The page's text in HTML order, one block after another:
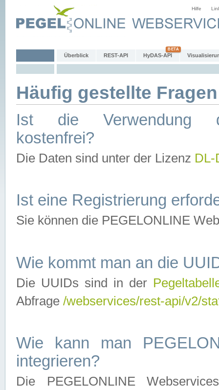
Hilfe
Überblick REST-API HyDAS-API
Häufig gestellte
Ist die Verwendung
kostenfrei?
Die Daten sind unter der Lizenz
Ist eine Registrierung
Sie können die PEGELONLINE
Wie kommt man an die
Die UUIDs sind in der
Abfrage /webservices/rest-api/v2/
Wie kann man
integrieren?
Die PEGELONLINE